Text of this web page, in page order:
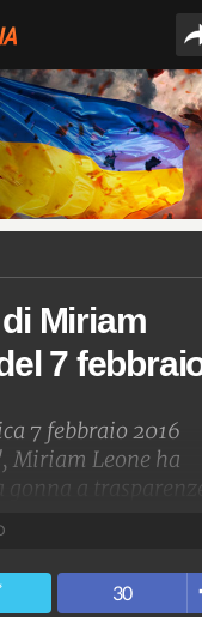
Miriam
7
7 febbraio 2016
Miriam Leone ha
a
foto 30